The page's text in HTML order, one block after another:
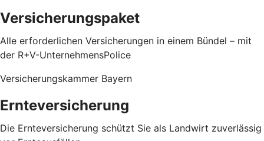
Versicherungspaket
Alle erforderlichen Versicherungen in einem Bündel – mit
der R+V-UnternehmensPolice
Versicherungskammer Bayern
Ernteversicherung
Die Ernteversicherung schützt Sie als Landwirt zuverlässig